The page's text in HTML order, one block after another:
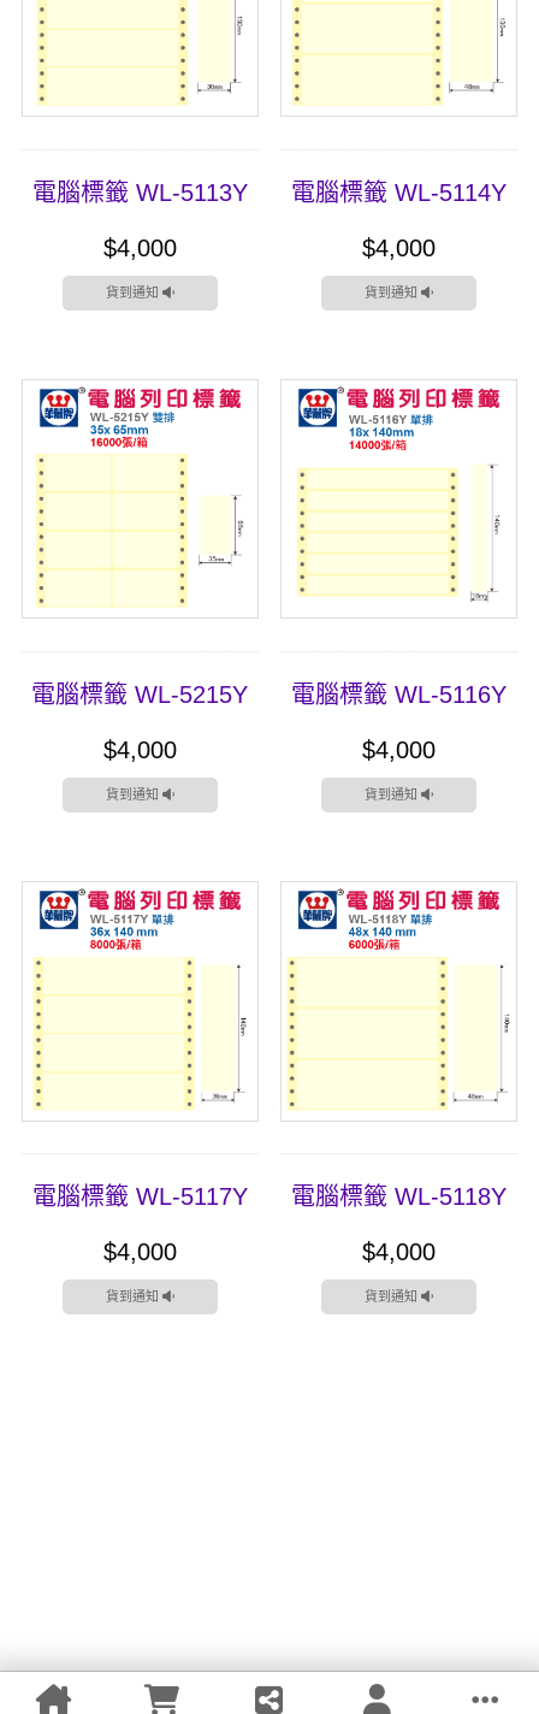
電腦標籤 WL-5113Y
$4,000
貨到通知
電腦標籤 WL-5114Y
$4,000
貨到通知
電腦標籤 WL-5215Y
$4,000
貨到通知
電腦標籤 WL-5116Y
$4,000
貨到通知
電腦標籤 WL-5117Y
$4,000
貨到通知
電腦標籤 WL-5118Y
$4,000
貨到通知